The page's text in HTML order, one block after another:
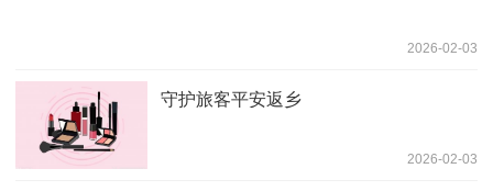
2026-02-03
守护旅客平安返乡
2026-02-03